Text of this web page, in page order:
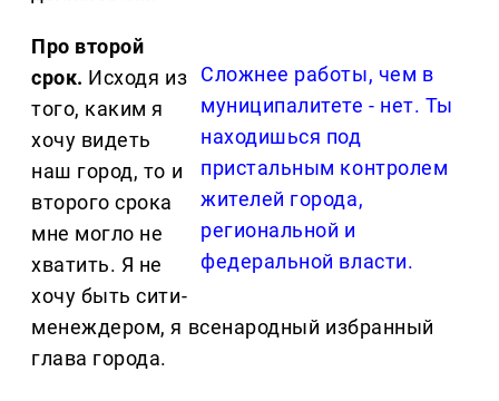
Сложнее работы, чем в
муниципалитете - нет. Ты
находишься под
пристальным контролем
жителей города,
региональной и
федеральной власти.
Про второй
срок. Исходя из
того, каким я
хочу видеть
наш город, то и
второго срока
мне могло не
хватить. Я не
хочу быть сити-
менеждером, я всенародный избранный
глава города.